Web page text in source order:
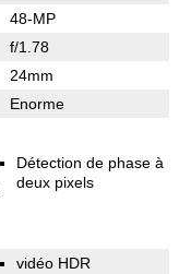
48-MP
f/1.78
24mm
Enorme
Détection de phase à
deux pixels
vidéo HDR